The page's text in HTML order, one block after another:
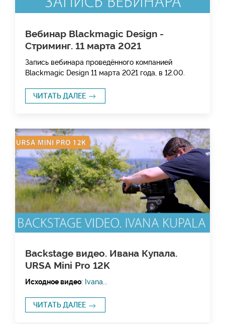
Вебинар Blackmagic Design -
Стриминг. 11 марта 2021
Запись вебинара проведённого компанией
Blackmagic Design 11 марта 2021 года, в 12.00.
ЧИТАТЬ ДАЛЕЕ
Backstage видео. Ивана Купала.
URSA Mini Pro 12K
Исходное видео: Ivana...
ЧИТАТЬ ДАЛЕЕ